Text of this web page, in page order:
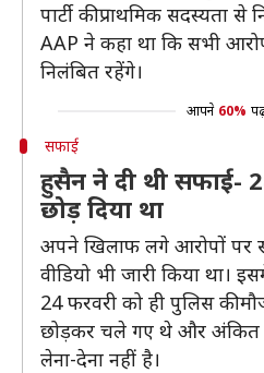
पार्टी की प्राथमिक सदस्यता से
AAP ने कहा था कि सभी
निलंबित रहेंगे।
आपने 60%
सफाई
हुसैन ने दी थी सफाई-
छोड़ दिया था
अपने खिलाफ लगे आरोपों पर
वीडियो भी जारी किया था।
24 फरवरी को ही पुलिस की
छोड़कर चले गए थे और अंकित
लेना-देना नहीं है।